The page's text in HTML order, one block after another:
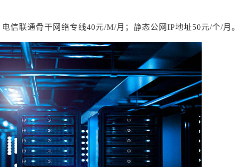
信联通骨干网络专线40元/M/月；静态公网IP地址50元/个/月。